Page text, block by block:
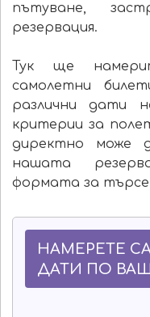
пътуване,
резервация.
Тук ще
самолетни
различни дати
критерии за
директно може
нашата
формата за
НАМЕРЕТЕ
ДАТИ ПО